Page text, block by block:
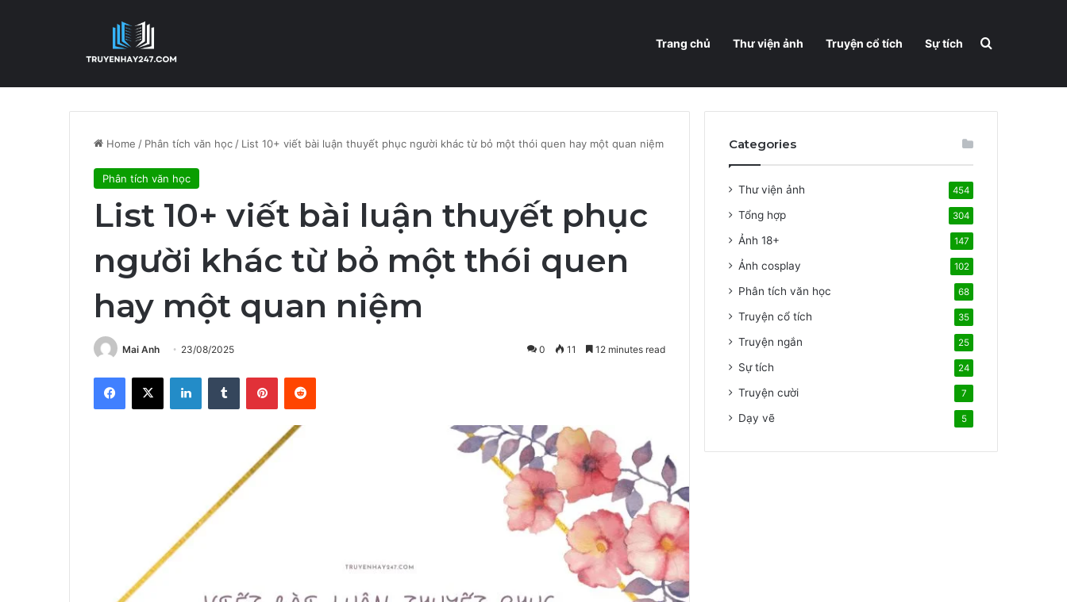
Trang chủ Thư viện ảnh Truyện cổ tích Sự tích Search for
Home / Phân tích văn học / List 10+ viết bài luận thuyết phục người khác từ bỏ một thói quen hay một quan niệm
Phân tích văn học
List 10+ viết bài luận thuyết phục
người khác từ bỏ một thói quen
hay một quan niệm
Mai Anh 23/08/2025 0 11 12 minutes read
Categories
Thư viện ảnh 454
Tổng hợp 304
Ảnh 18+ 147
Ảnh cosplay 102
Phân tích văn học 68
Truyện cổ tích 35
Truyện ngắn 25
Sự tích 24
Truyện cười 7
Dạy vẽ 5